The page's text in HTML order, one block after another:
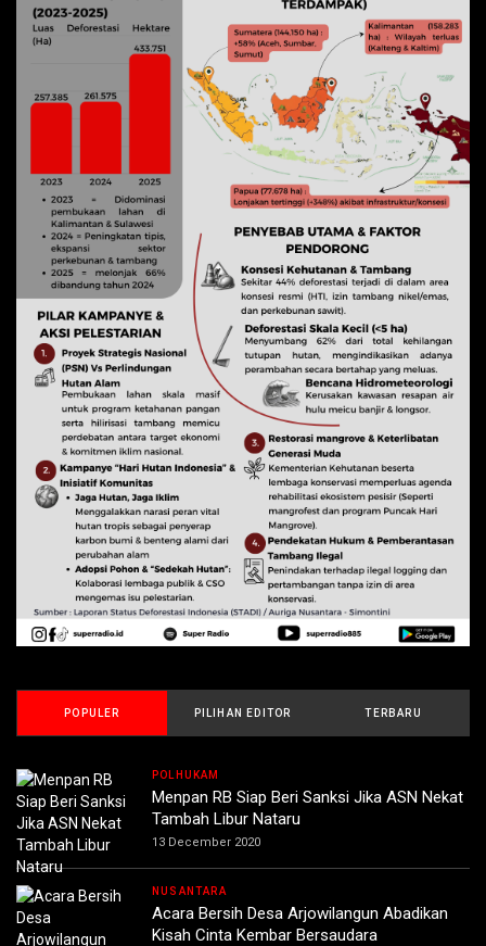
POPULER PILIHAN EDITOR TERBARU
POLHUKAM
Men­pan RB Siap Beri Sanksi Jika ASN Nekat
Tambah Libur Nataru
13 December 2020
NUSANTARA
Acara Bersih Desa Arjowilangun Abadikan
Kisah Cinta Kembar Bersaudara